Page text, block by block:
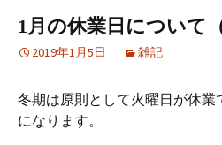
1月の休業日について
2019年1月5日 雑記
冬期は原則として火曜日が休業
になります。